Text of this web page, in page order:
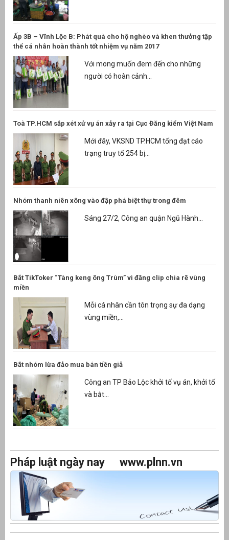
Ấp 3B – Vĩnh Lộc B: Phát quà cho hộ nghèo và khen thưởng tập
thể cá nhân hoàn thành tốt nhiệm vụ năm 2017
Với mong muốn đem đến cho những
người có hoàn cảnh...
Toà TP.HCM sắp xét xử vụ án xảy ra tại Cục Đăng kiểm Việt Nam
Mới đây, VKSND TP.HCM tống đạt cáo
trạng truy tố 254 bị...
Nhóm thanh niên xông vào đập phá biệt thự trong đêm
Sáng 27/2, Công an quận Ngũ Hành...
Bắt TikToker “Tàng keng ông Trùm” vì đăng clip chia rẽ vùng
miền
Mỗi cá nhân cần tôn trọng sự đa dạng
vùng miền,...
Bắt nhóm lừa đảo mua bán tiền giả
Công an TP Bảo Lộc khởi tố vụ án, khởi tố
và bắt...
Pháp luật ngày nay www.plnn.vn